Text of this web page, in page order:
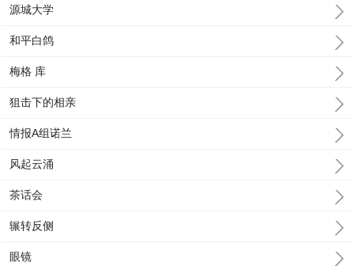
源城大学
和平白鸽
梅格 库
狙击下的相亲
情报A组诺兰
风起云涌
茶话会
辗转反侧
眼镜